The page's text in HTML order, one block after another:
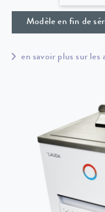
Modèle en fin de
en savoir plus sur les